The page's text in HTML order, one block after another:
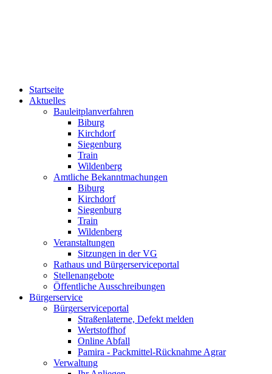
Startseite
Aktuelles
Bauleitplanverfahren
Biburg
Kirchdorf
Siegenburg
Train
Wildenberg
Amtliche Bekanntmachungen
Biburg
Kirchdorf
Siegenburg
Train
Wildenberg
Veranstaltungen
Sitzungen in der VG
Rathaus und Bürgerserviceportal
Stellenangebote
Öffentliche Ausschreibungen
Bürgerservice
Bürgerserviceportal
Straßenlaterne, Defekt melden
Wertstoffhof
Online Abfall
Pamira - Packmittel-Rücknahme Agrar
Verwaltung